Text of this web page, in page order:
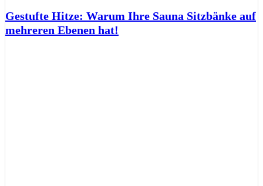
Gestufte Hitze: Warum Ihre Sauna Sitzbänke auf
mehreren Ebenen hat!